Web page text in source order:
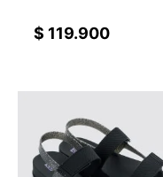
$ 119.900